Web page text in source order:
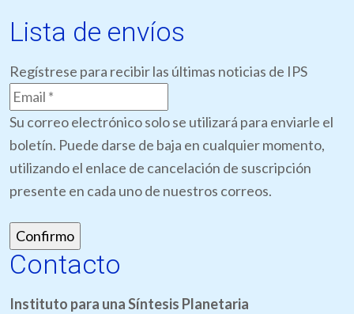
Lista de envíos
Regístrese para recibir las últimas noticias de IPS
Su correo electrónico solo se utilizará para enviarle el
boletín. Puede darse de baja en cualquier momento,
utilizando el enlace de cancelación de suscripción
presente en cada uno de nuestros correos.
Contacto
Instituto para una Síntesis Planetaria